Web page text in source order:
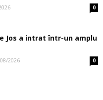
0
Jos a intrat într-un amplu
2026 0